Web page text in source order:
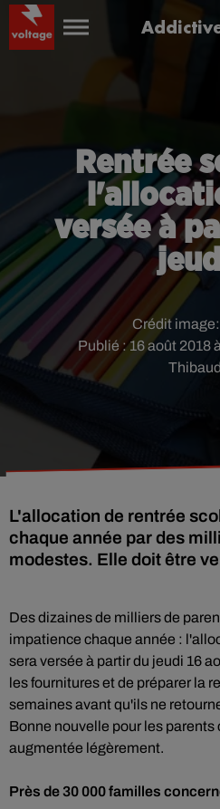
Rentrée
versée à
Publié : 16 août 2018
Crédit image:
L'allocation de rentrée
chaque année par des
modestes. Elle doit être
Des dizaines de milliers de
impatience chaque année :
sera versée à partir du jeudi 16
les fournitures et de préparer la
semaines avant qu'ils ne
Bonne nouvelle pour les parents
augmentée légèrement.
Près de 30 000 familles